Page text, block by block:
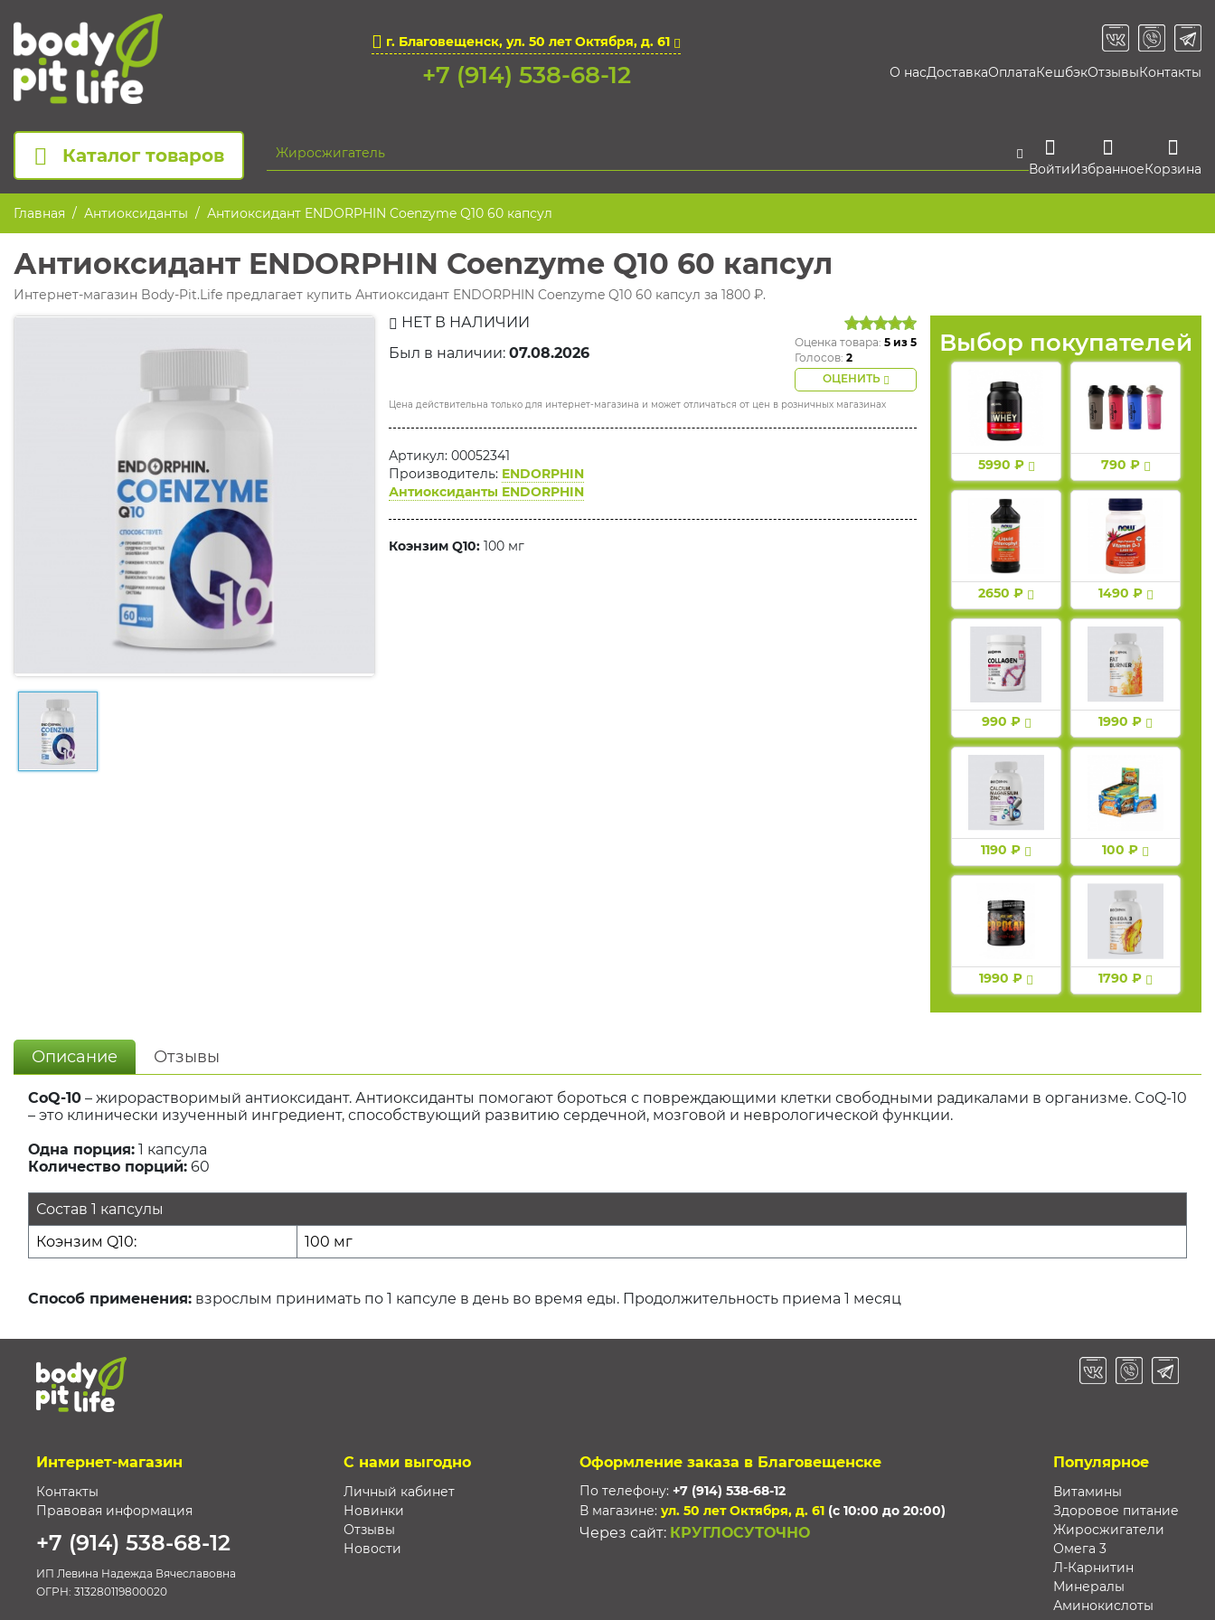
г. Благовещенск, ул. 50 лет Октября, д. 61
+7 (914) 538-68-12 О насДоставкаОплатаКешбэкОтзывыКонтакты
Каталог товаров
ВойтиИзбранноеКорзина
Главная Антиоксиданты Антиоксидант ENDORPHIN Coenzyme Q10 60 капсул
Антиоксидант ENDORPHIN Coenzyme Q10 60 капсул
Интернет-магазин Body-Pit.Life предлагает купить Антиоксидант ENDORPHIN Coenzyme Q10 60 капсул за 1800 ₽.
НЕТ В НАЛИЧИИ
Был в наличии: 07.08.2026
Оценка товара: 5 из 5
Голосов: 2
ОЦЕНИТЬ
Цена действительна только для интернет-магазина и может отличаться от цен в розничных магазинах
Артикул: 00052341
Производитель: ENDORPHIN
Антиоксиданты ENDORPHIN
Коэнзим Q10: 100 мг
Выбор покупателей
5990 ₽ 790 ₽
2650 ₽ 1490 ₽
990 ₽ 1990 ₽
1190 ₽ 100 ₽
1990 ₽ 1790 ₽
Описание Отзывы
CoQ-10 – жирорастворимый антиоксидант. Антиоксиданты помогают бороться с повреждающими клетки свободными радикалами в организме. CoQ-10
– это клинически изученный ингредиент, способствующий развитию сердечной, мозговой и неврологической функции.
Одна порция: 1 капсула
Количество порций: 60
Состав 1 капсулы
Коэнзим Q10:
100 мг
Способ применения: взрослым принимать по 1 капсуле в день во время еды. Продолжительность приема 1 месяц
Интернет-магазин
Контакты
Правовая информация
+7 (914) 538-68-12
ИП Левина Надежда Вячеславовна
ОГРН: 313280119800020
С нами выгодно
Личный кабинет
Новинки
Отзывы
Новости
Оформление заказа в Благовещенске
По телефону: +7 (914) 538-68-12
В магазине: ул. 50 лет Октября, д. 61 (с 10:00 до 20:00)
Через сайт: КРУГЛОСУТОЧНО
Популярное
Витамины
Здоровое питание
Жиросжигатели
Омега 3
Л-Карнитин
Минералы
Аминокислоты